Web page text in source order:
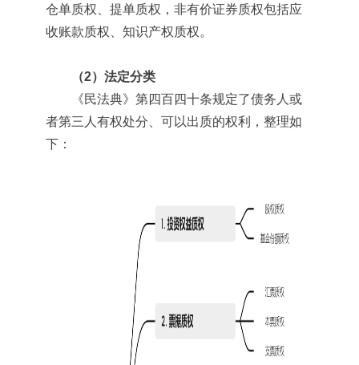
仓单质权、提单质权，非有价证券质权包括应
收账款质权、知识产权质权。
（2）法定分类
《民法典》第四百四十条规定了债务人或
者第三人有权处分、可以出质的权利，整理如
下：